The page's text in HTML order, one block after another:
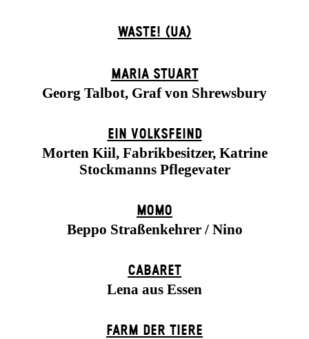
WASTE! (UA)
MARIA STUART
Georg Talbot, Graf von Shrewsbury
EIN VOLKS­FEIND
Morten Kiil, Fabrikbesitzer, Katrine
Stockmanns Pflegevater
MOMO
Beppo Straßenkehrer / Nino
CABARET
Lena aus Essen
FARM DER TIERE